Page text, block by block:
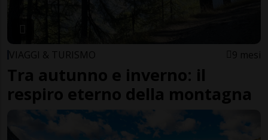
VIAGGI & TURISMO 9 mesi
Tra autunno e inverno: il
respiro eterno della montagna